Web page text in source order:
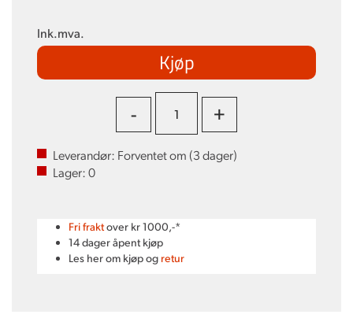
Ink.mva.
Kjøp
- +
Leverandør: Forventet om (3dager)
Lager:0
Fri fraktover kr 1000,-*
14 dager åpent kjøp
Les her om kjøp og retur